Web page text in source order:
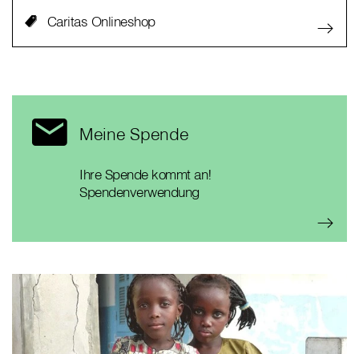
Caritas Onlineshop
Meine Spende
Ihre Spende kommt an!
Spendenverwendung